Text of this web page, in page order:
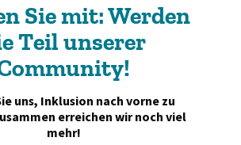
Sie mit: Werden
Teil unserer
uns, Inklusion nach vorne zu
erreichen wir noch viel
mehr!